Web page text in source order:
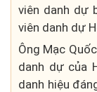
viên danh dự
viên danh dự
Ông Mạc
danh dự của
danh hiệu